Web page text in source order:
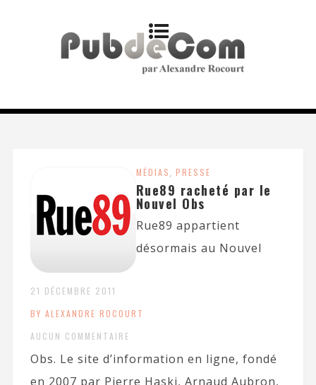
MÉDIAS, PRESSE
Rue89 racheté par le
Nouvel Obs
21 DÉCEMBRE 2011
BY ALEXANDRE ROCOURT
AUCUN COMMENTAIRE
Rue89 appartient
désormais au Nouvel
Obs. Le site d’information en ligne, fondé
en 2007 par Pierre Haski, Arnaud Aubron,